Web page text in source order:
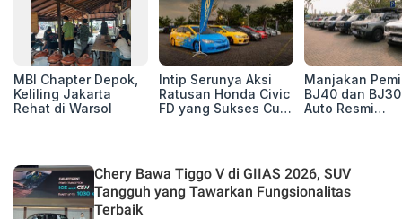
MBI Chapter Depok,
Keliling Jakarta
Rehat di Warsol
Intip Serunya Aksi
Ratusan Honda Civic
FD yang Sukses Curi
Manjakan
BJ40 dan
Auto Resmi
Chery Bawa Tiggo V di GIIAS 2026, SUV
Tangguh yang Tawarkan Fungsionalitas
Terbaik